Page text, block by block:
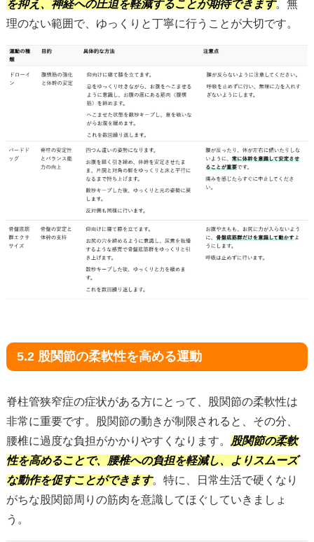
を抑え、神経への圧迫を軽減することが期待できます。無
理のない範囲で、ゆっくりと丁寧に行うことが大切です。
5.2 股関節の柔軟性を高める運動
脊柱管狭窄症の症状がある方にとって、股関節の柔軟性は
非常に重要です。股関節の動きが制限されると、その分、
腰椎に過度な負担がかかりやすくなります。 股関節の柔軟
性を高めることで、腰椎への負担を軽減し、よりスムーズ
な動作を促すことができます。特に、日常生活で硬くなり
がちな股関節周りの筋肉を意識してほぐしていきましょ
う。